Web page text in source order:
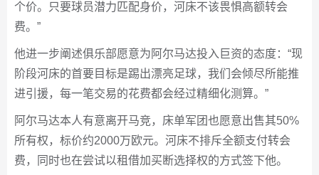
个价。只要球员潜力匹配身价，河床不该畏惧高额转会
费。”
他进一步阐述俱乐部愿意为阿尔马达投入巨资的态度：“现
阶段河床的首要目标是踢出漂亮足球，我们会倾尽所能推
进引援，每一笔交易的花费都会经过精细化测算。”
阿尔马达本人有意离开马竞，床单军团也愿意出售其50%
所有权，标价约2000万欧元。河床不排斥全额支付转会
费，同时也在尝试以租借加买断选择权的方式签下他。